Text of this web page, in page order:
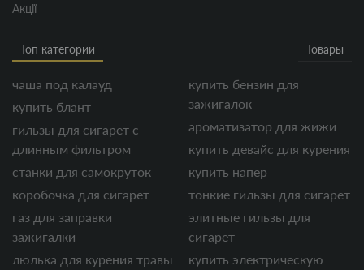
Акції
Топ категории Товары
чаша под калауд
купить блант
гильзы для сигарет с
длинным фильтром
станки для самокруток
коробочка для сигарет
газ для заправки
зажигалки
люлька для курения травы
купить бензин для
зажигалок
ароматизатор для жижи
купить девайс для курения
купить напер
тонкие гильзы для сигарет
элитные гильзы для
сигарет
купить электрическую